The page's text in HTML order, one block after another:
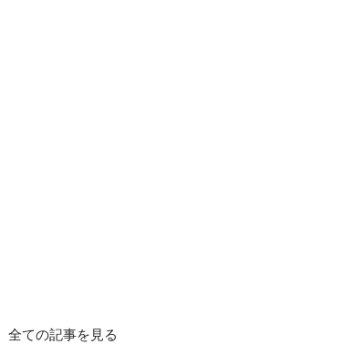
全ての記事を見る